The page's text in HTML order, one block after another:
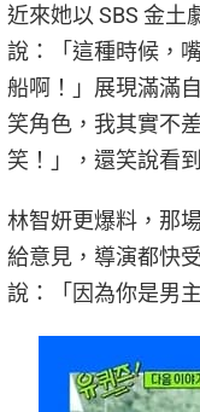
近來她以 SBS 金土
說：「這種時候，
船啊！」展現滿滿
笑角色，我其實不
笑！」，還笑說看
林智妍更爆料，那
給意見，導演都快
說：「因為你是男